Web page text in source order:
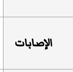
الإصابات